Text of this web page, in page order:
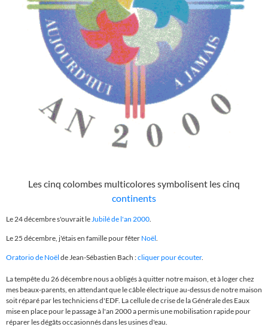
Les cinq colombes multicolores symbolisent les cinq
continents
Le 24 décembre s'ouvrait le Jubilé de l'an 2000
Le 25 décembre, j'étais en famille pour fêter Noël
Oratorio de Noël de Jean-Sébastien Bach :cliquer pour écouter.
La tempête du 26 décembre nous a obligés à quitter notre maison, et à loger chez
mes beaux-parents, en attendant que le câble électrique au-dessus de notre maison
soit réparé par les techniciens d'EDF. La cellule de crise de la Générale des Eaux
mise en place pour le passage à l'an 2000 a permis une mobilisation rapide pour
réparer les dégâts occasionnés dans les usines d'eau.